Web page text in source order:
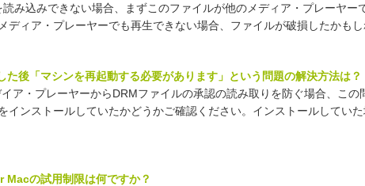
み込みできない場合、まずこのファイルが他のメディア・プレーヤ
ディア・プレーヤーでも再生できない場合、ファイルが破損したかもし
た後「マシンを再起動する必要があります」という問題の解決方法は？
ア・プレーヤーからDRMファイルの承認の読み取りを防ぐ場合、こ
インストールしていたかどうかご確認ください。インストールしてい
の試用制限は何ですか？